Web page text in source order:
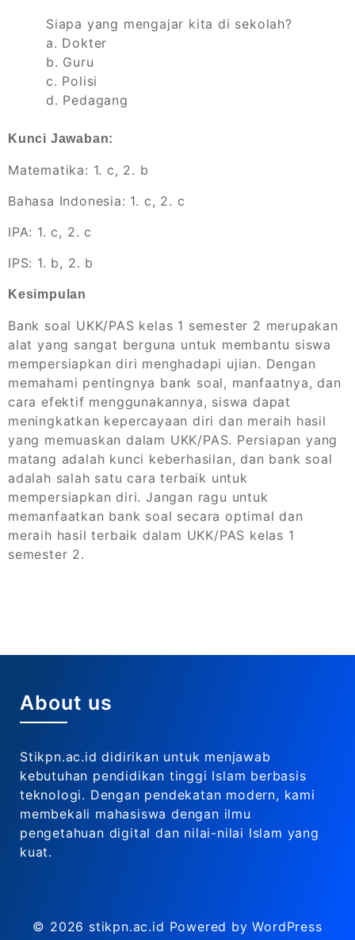
Siapa yang mengajar kita di sekolah?
a. Dokter
b. Guru
c. Polisi
d. Pedagang
Kunci Jawaban:
Matematika: 1. c, 2. b
Bahasa Indonesia: 1. c, 2. c
IPA: 1. c, 2. c
IPS: 1. b, 2. b
Kesimpulan
Bank soal UKK/PAS kelas 1 semester 2 merupakan
alat yang sangat berguna untuk membantu siswa
mempersiapkan diri menghadapi ujian. Dengan
memahami pentingnya bank soal, manfaatnya, dan
cara efektif menggunakannya, siswa dapat
meningkatkan kepercayaan diri dan meraih hasil
yang memuaskan dalam UKK/PAS. Persiapan yang
matang adalah kunci keberhasilan, dan bank soal
adalah salah satu cara terbaik untuk
mempersiapkan diri. Jangan ragu untuk
memanfaatkan bank soal secara optimal dan
meraih hasil terbaik dalam UKK/PAS kelas 1
semester 2.
About us
Stikpn.ac.id didirikan untuk menjawab
kebutuhan pendidikan tinggi Islam berbasis
teknologi. Dengan pendekatan modern, kami
membekali mahasiswa dengan ilmu
pengetahuan digital dan nilai-nilai Islam yang
kuat.
© 2026 stikpn.ac.id Powered by WordPress